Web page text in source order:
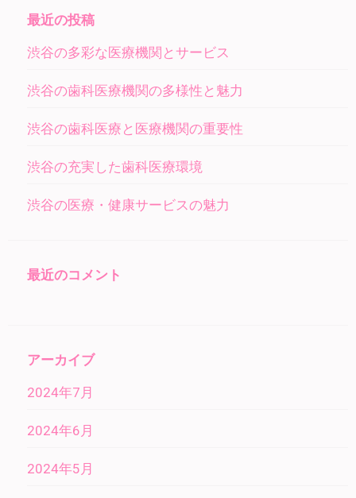
最近の投稿
渋谷の多彩な医療機関とサービス
渋谷の歯科医療機関の多様性と魅力
渋谷の歯科医療と医療機関の重要性
渋谷の充実した歯科医療環境
渋谷の医療・健康サービスの魅力
最近のコメント
アーカイブ
2024年7月
2024年6月
2024年5月